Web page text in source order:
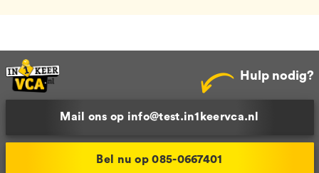
Hulp nodig?
Mail ons op info@test.in1keervca.nl
Bel nu op 085-0667401